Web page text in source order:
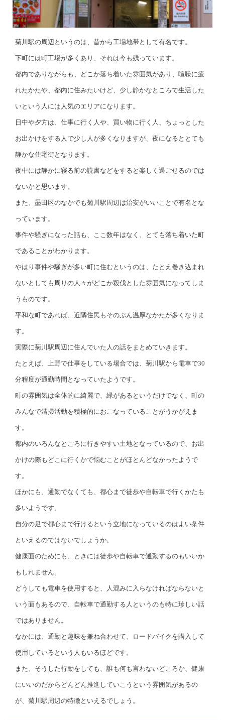
菊川駅の周辺というのは、昔から工場地帯として有名です。
下町には町工場が多くあり、それは今も残っています。
都内でありながらも、どこか落ち着いた雰囲気があり、喧噪に疲
れたかたや、都内に住みたいけど、少し静かなところで生活した
いという人には人気のエリアになります。
日中や夕方は、仕事に行く人や、買い物に行く人、ちょっとした
お出かけをする人で少し人が多くなりますが、夜になるととても
静かな住宅街となります。
夜中には静かに寝る前の読書などをすると楽しく過ごせるのでは
ないかと思います。
また、墨田区のなかでも菊川駅周辺は治安がいいことで有名とな
っています。
事件や騒ぎになった話も、ここ数年はなく、とても落ち着いた町
であることがわかります。
やはり事件や騒ぎが多い町に住むというのは、たとえ巻き込まれ
ないとしても周りの人々がどこか殺伐とした雰囲気になってしま
うものです。
平和な町であれば、近隣住民もそのぶん温厚なかたが多くなりま
す。
実際に菊川駅周辺に住んでいた人の話をまとめていきます。
たとえば、上野で仕事をしている場合では、菊川駅から電車で30
分程度が通勤時間となっていたようです。
町の雰囲気は全体的に綺麗で、緑があるというだけでなく、町の
みんなで清掃活動を積極的におこなっていることがうかがえま
す。
都内のいろんなところに行きやすい土地となっているので、お出
かけの際もどこに行くかで悩むことがほとんどなかったようで
す。
ほかにも、通勤でなくても、都心まで徒歩や自転車で行くかたも
多いようです。
自分の足で都心まで行けるという立地になっているのはよい条件
といえるのではないでしょうか。
健康面のためにも、ときには徒歩や自転車で通勤するのもいいか
もしれません。
どうしても電車を使用すると、人混みに入らなければならないと
いう面もあるので、自転車で通勤する人というのも特に珍しい話
ではありません。
なかには、通勤と趣味を兼ね合わせて、ロードバイクを購入して
使用しているという人もいるほどです。
また、そうした行動をしても、誰も何も言わないどころか、健康
にいいのだからどんどん推進していこうという雰囲気があるの
が、菊川駅周辺の特徴といえるでしょう。